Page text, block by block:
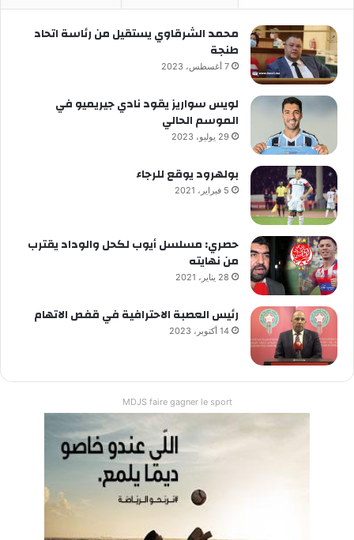
محمد الشرقاوي يستقيل من رئاسة اتحاد
طنجة
7 أغسطس، 2023
لويس سواريز يقود نادي جيريميو في
الموسم الحالي
29 يوليو، 2023
بولهرود يوقع للرجاء
5 فبراير، 2021
حصري: مسلسل أيوب لكحل والوداد يقترب
من نهايته
28 يناير، 2021
رئيس العصبة الاحترافية في قفص الاتهام
14 أكتوبر، 2023
MDJS faire gagner le sport